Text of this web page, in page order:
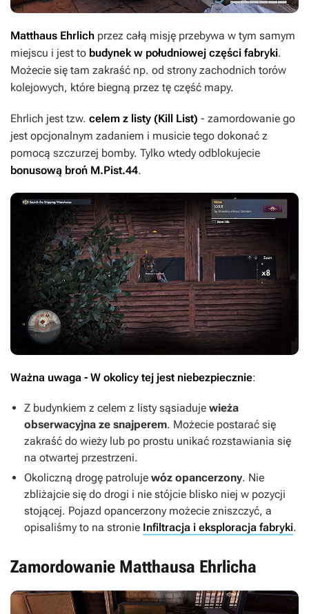
Matthaus Ehrlich przez całą misję przebywa w tym samym
miejscu i jest to budynek w południowej części fabryki.
Możecie się tam zakraść np. od strony zachodnich torów
kolejowych, które biegną przez tę część mapy.
Ehrlich jest tzw. celem z listy (Kill List) - zamordowanie go
jest opcjonalnym zadaniem i musicie tego dokonać z
pomocą szczurzej bomby. Tylko wtedy odblokujecie
bonusową broń M.Pist.44.
Ważna uwaga - W okolicy tej jest niebezpiecznie:
Z budynkiem z celem z listy sąsiaduje wieża
obserwacyjna ze snajperem. Możecie postarać się
zakraść do wieży lub po prostu unikać rozstawiania się
na otwartej przestrzeni.
Okoliczną drogę patroluje wóz opancerzony. Nie
zbliżajcie się do drogi i nie stójcie blisko niej w pozycji
stojącej. Pojazd opancerzony możecie zniszczyć, a
opisaliśmy to na stronie Infiltracja i eksploracja fabryki.
Zamordowanie Matthausa Ehrlicha